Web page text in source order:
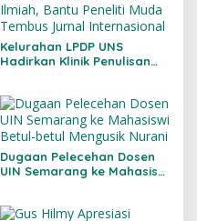
Kelurahan LPDP UNS
Hadirkan Klinik Penulisan
Internasional
Dugaan Pelecehan Dosen
UIN Semarang ke Mahasiswi